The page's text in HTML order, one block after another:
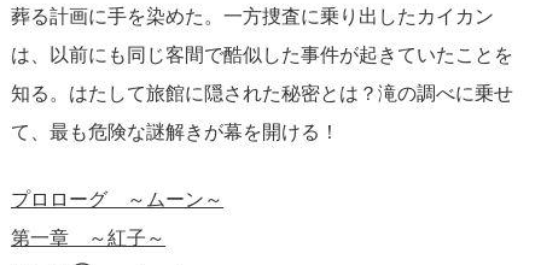
葬る計画に手を染めた。一方捜査に乗り出したカイカン
は、以前にも同じ客間で酷似した事件が起きていたことを
知る。はたして旅館に隠された秘密とは？滝の調べに乗せ
て、最も危険な謎解きが幕を開ける！
プロローグ ～ムーン～
第一章 ～紅子～